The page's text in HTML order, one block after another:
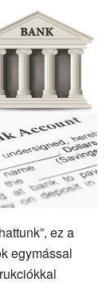
ez a
egymással